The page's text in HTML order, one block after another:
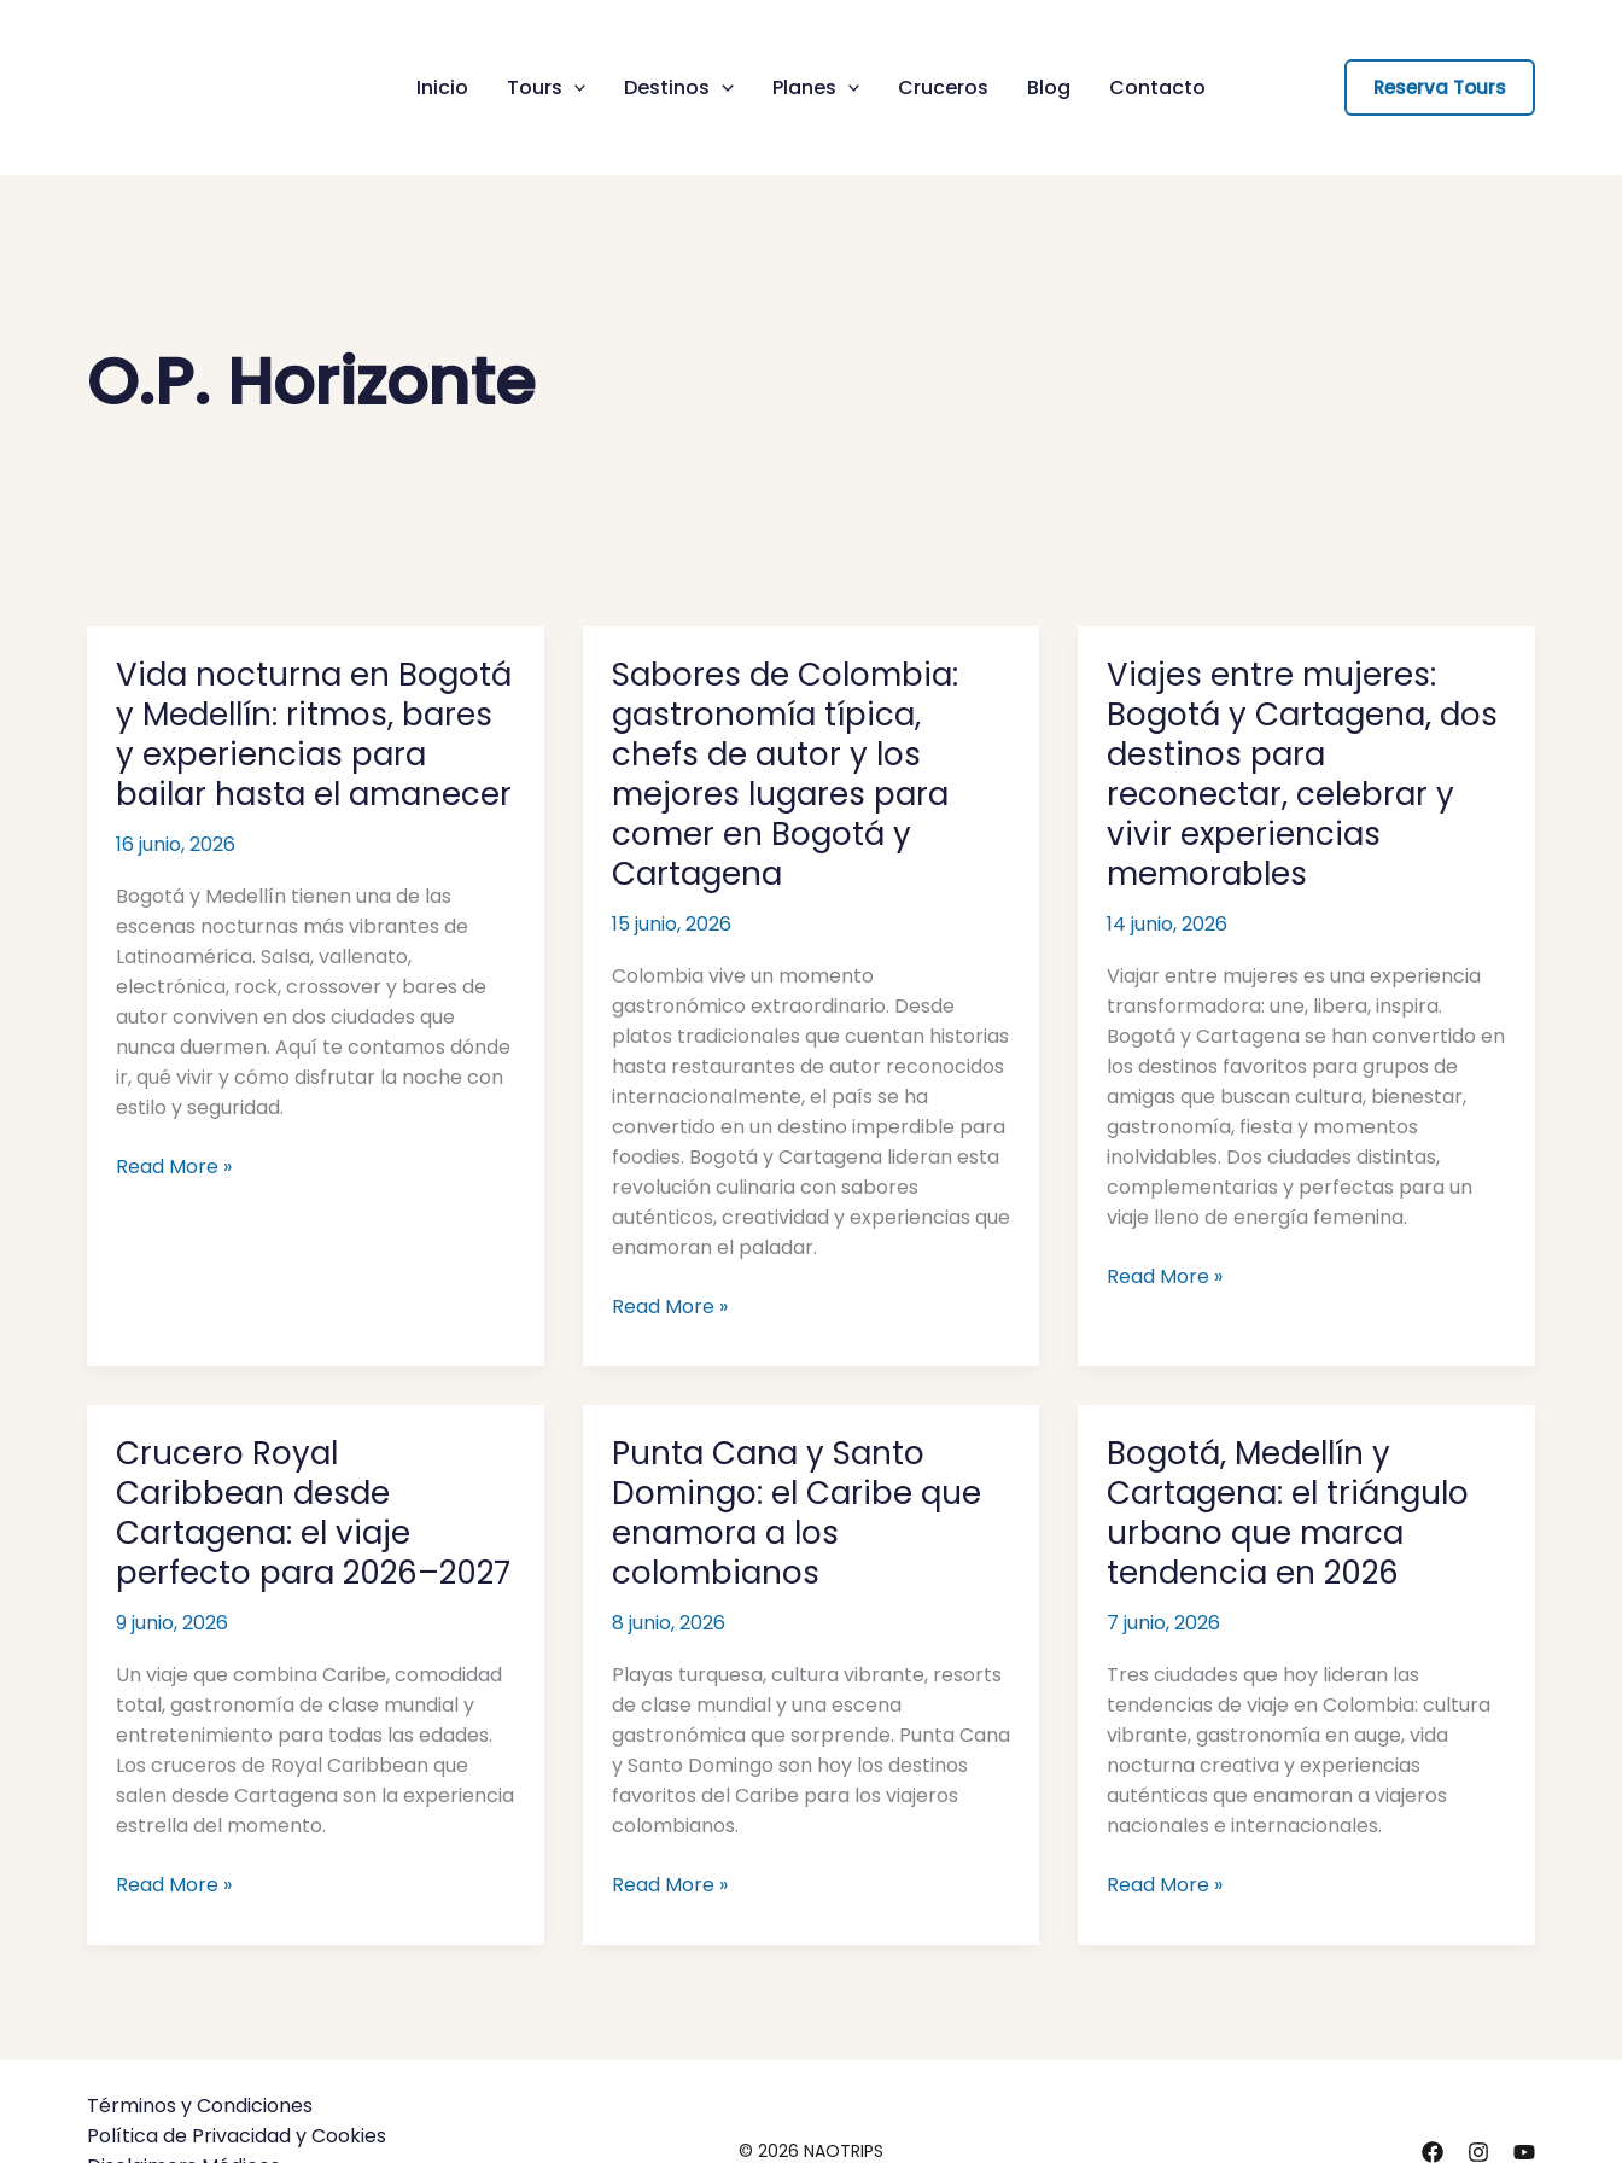
Inicio Tours Destinos Planes Cruceros Blog Contacto Reserva Tours
O.P. Horizonte
Vida nocturna en Bogotá
y Medellín: ritmos, bares
y experiencias para
bailar hasta el amanecer
16 junio, 2026
Bogotá y Medellín tienen una de las
escenas nocturnas más vibrantes de
Latinoamérica. Salsa, vallenato,
electrónica, rock, crossover y bares de
autor conviven en dos ciudades que
nunca duermen. Aquí te contamos dónde
ir, qué vivir y cómo disfrutar la noche con
estilo y seguridad.
Vida
nocturna
en
Bogotá
y
ritmos,
y
experiencias
para
bailar
hasta
el
amanecer
Read More »
Sabores de Colombia:
gastronomía típica,
chefs de autor y los
mejores lugares para
comer en Bogotá y
Cartagena
15 junio, 2026
Colombia vive un momento
gastronómico extraordinario. Desde
platos tradicionales que cuentan historias
hasta restaurantes de autor reconocidos
internacionalmente, el país se ha
convertido en un destino imperdible para
foodies. Bogotá y Cartagena lideran esta
revolución culinaria con sabores
auténticos, creatividad y experiencias que
enamoran el paladar.
Sabores
Colombia:
gastronomía
típica,
chefs
de
autor
y
los
mejores
lugares
para
comer
en
Bogotá
y
Cartagena
Read More »
Viajes entre mujeres:
Bogotá y Cartagena, dos
destinos para
reconectar, celebrar y
vivir experiencias
memorables
14 junio, 2026
Viajar entre mujeres es una experiencia
transformadora: une, libera, inspira.
Bogotá y Cartagena se han convertido en
los destinos favoritos para grupos de
amigas que buscan cultura, bienestar,
gastronomía, fiesta y momentos
inolvidables. Dos ciudades distintas,
complementarias y perfectas para un
viaje lleno de energía femenina.
Viajes
entre
mujeres:
Bogotá
y
Cartagena,
dos
destinos
para
reconectar,
celebrar
y
vivir
experiencias
memorables
Read More »
Crucero Royal
Caribbean desde
Cartagena: el viaje
perfecto para 2026–2027
9 junio, 2026
Un viaje que combina Caribe, comodidad
total, gastronomía de clase mundial y
entretenimiento para todas las edades.
Los cruceros de Royal Caribbean que
salen desde Cartagena son la experiencia
estrella del momento.
Crucero
Royal
Caribbean
desde
Cartagena:
el
viaje
para
2026–
2027
Read More »
Punta Cana y Santo
Domingo: el Caribe que
enamora a los
colombianos
8 junio, 2026
Playas turquesa, cultura vibrante, resorts
de clase mundial y una escena
gastronómica que sorprende. Punta Cana
y Santo Domingo son hoy los destinos
favoritos del Caribe para los viajeros
colombianos.
Punta
Cana
y
Santo
Domingo:
Caribe
enamora
a
los
colombianos
Read More »
Bogotá, Medellín y
Cartagena: el triángulo
urbano que marca
tendencia en 2026
7 junio, 2026
Tres ciudades que hoy lideran las
tendencias de viaje en Colombia: cultura
vibrante, gastronomía en auge, vida
nocturna creativa y experiencias
auténticas que enamoran a viajeros
nacionales e internacionales.
Bogotá,
Medellín
y
Cartagena:
el
urbano
marca
tendencia
en
2026
Read More »
Términos y Condiciones
Política de Privacidad y Cookies
© 2026 NAOTRIPS